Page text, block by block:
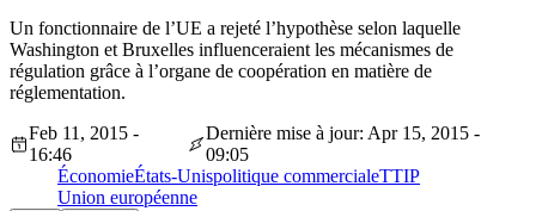
Un fonctionnaire de l’UE a rejeté l’hypothèse selon laquelle
Washington et Bruxelles influenceraient les mécanismes de
régulation grâce à l’organe de coopération en matière de
réglementation.
Feb 11, 2015 -
16:46
Dernière mise à jour: Apr 15, 2015 -
09:05
ÉconomieÉtats-Unispolitique commercialeTTIP
Union européenne